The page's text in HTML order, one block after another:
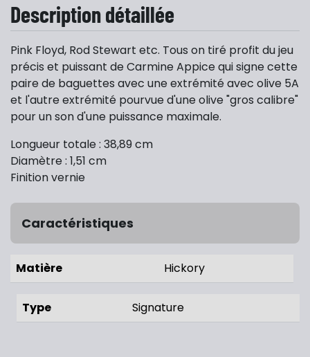
Description détaillée
Pink Floyd, Rod Stewart etc. Tous on tiré profit du jeu
précis et puissant de Carmine Appice qui signe cette
paire de baguettes avec une extrémité avec olive 5A
et l'autre extrémité pourvue d'une olive "gros calibre"
pour un son d'une puissance maximale.
Longueur totale : 38,89 cm
Diamètre : 1,51 cm
Finition vernie
Caractéristiques
Matière Hickory
Type Signature